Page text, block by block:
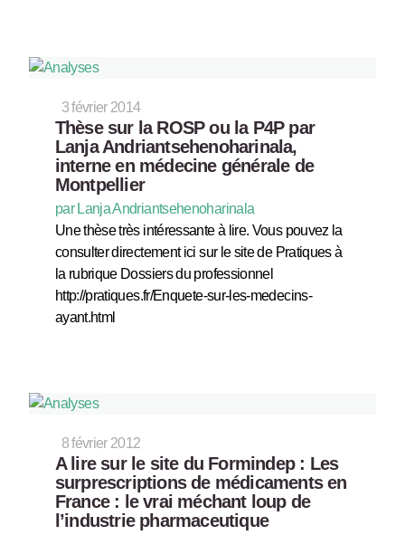
3 février 2014
Thèse sur la ROSP ou la P4P par
Lanja Andriantsehenoharinala,
interne en médecine générale de
Montpellier
par Lanja Andriantsehenoharinala
Une thèse très intéressante à lire. Vous pouvez la
consulter directement ici sur le site de Pratiques à
la rubrique Dossiers du professionnel
http://pratiques.fr/Enquete-sur-les-medecins-
ayant.html
8 février 2012
A lire sur le site du Formindep : Les
surprescriptions de médicaments en
France : le vrai méchant loup de
l’industrie pharmaceutique